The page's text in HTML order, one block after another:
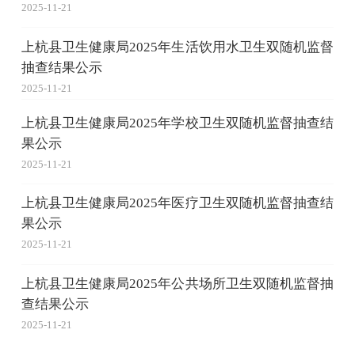
2025-11-21
上杭县卫生健康局2025年生活饮用水卫生双随机监督
抽查结果公示
2025-11-21
上杭县卫生健康局2025年学校卫生双随机监督抽查结
果公示
2025-11-21
上杭县卫生健康局2025年医疗卫生双随机监督抽查结
果公示
2025-11-21
上杭县卫生健康局2025年公共场所卫生双随机监督抽
查结果公示
2025-11-21